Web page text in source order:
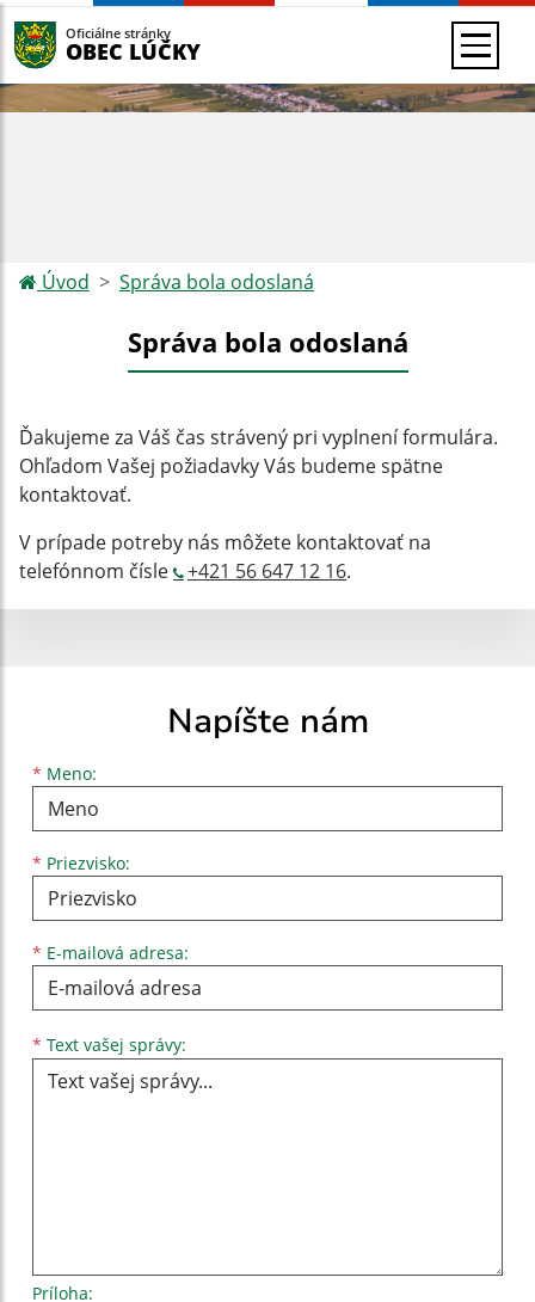
Oficiálne stránky
OBEC LÚČKY
Úvod Správa bola odoslaná
Správa bola odoslaná
Ďakujeme za Váš čas strávený pri vyplnení formulára.
Ohľadom Vašej požiadavky Vás budeme spätne
kontaktovať.
V prípade potreby nás môžete kontaktovať na
telefónnom čísle
+421 56 647 12 16.
Napíšte nám
* Meno:
Meno
* Priezvisko:
Priezvisko
* E-mailová adresa:
E-mailová adresa
* Text vašej správy:
Príloha: